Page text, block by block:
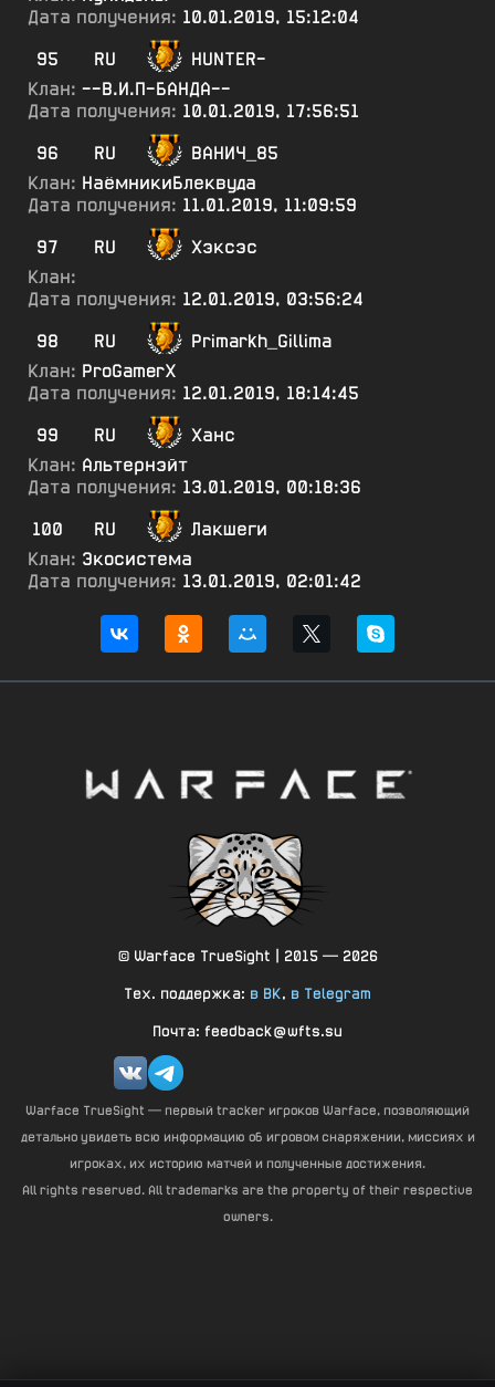
Дата получения: 10.01.2019, 15:12:04
95
RU
HUNTER-
Клан: --В.И.П-БАНДА--
Дата получения: 10.01.2019, 17:56:51
96
RU
ВАНИЧ_85
Клан: НаёмникиБлеквуда
Дата получения: 11.01.2019, 11:09:59
97
RU
Хэксэс
Клан:
Дата получения: 12.01.2019, 03:56:24
98
RU
Primarkh_Gillima
Клан: ProGamerX
Дата получения: 12.01.2019, 18:14:45
99
RU
Ханс
Клан: Альтернэйт
Дата получения: 13.01.2019, 00:18:36
100
RU
Лакшеги
Клан: Экосистема
Дата получения: 13.01.2019, 02:01:42
© Warface TrueSight | 2015 — 2026
Тех. поддержка: в ВК, в Telegram
Почта: feedback@wfts.su
Warface TrueSight — первый tracker игроков Warface, позволяющий
детально увидеть всю информацию об игровом снаряжении, миссиях и
игроках, их историю матчей и полученные достижения.
All rights reserved. All trademarks are the property of their respective
owners.